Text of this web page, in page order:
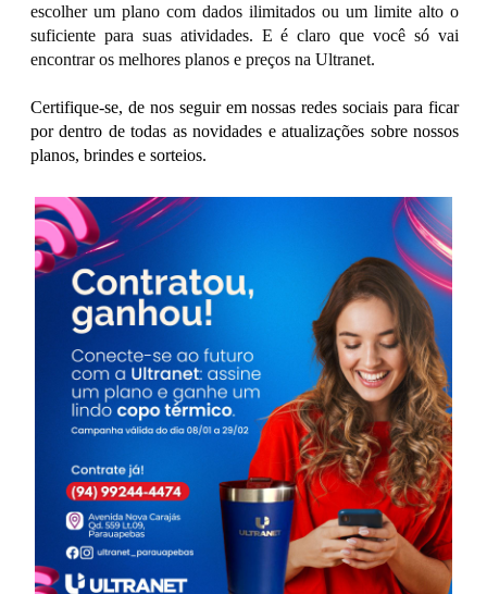
escolher um plano com dados ilimitados ou um limite alto o
suficiente para suas atividades. E é claro que você só vai
encontrar os melhores planos e preços na Ultranet.
Certifique-se, de nos seguir em nossas redes sociais para ficar
por dentro de todas as novidades e atualizações sobre nossos
planos, brindes e sorteios.